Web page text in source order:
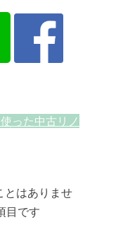
った中古リノ
とはありませ
目です